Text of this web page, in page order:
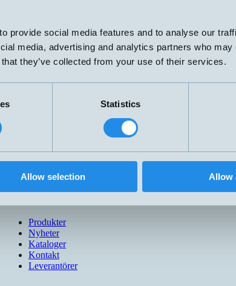
provide social media features and to analyse our
media, advertising and analytics partners who may
they’ve collected from your use of their services.
Statistics
Allow selection Allow
G1/2”
G1" G1"
G1/4”
Produkter
Nyheter
Kataloger
Kontakt
Leverantörer